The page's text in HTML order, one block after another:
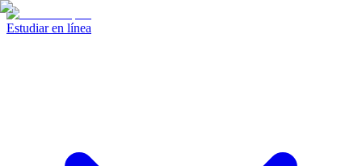
Estudiar en línea